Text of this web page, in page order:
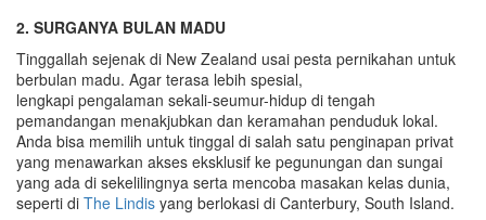
2. SURGANYA BULAN MADU
Tinggallah sejenak di New Zealand usai pesta pernikahan untuk
berbulan madu. Agar terasa lebih spesial,
lengkapi pengalaman sekali-seumur-hidup di tengah
pemandangan menakjubkan dan keramahan penduduk lokal.
Anda bisa memilih untuk tinggal di salah satu penginapan privat
yang menawarkan akses eksklusif ke pegunungan dan sungai
yang ada di sekelilingnya serta mencoba masakan kelas dunia,
seperti di The Lindis yang berlokasi di Canterbury, South Island.